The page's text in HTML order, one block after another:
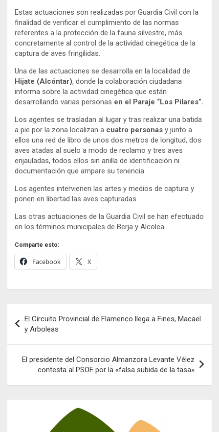
Estas actuaciones son realizadas por Guardia Civil con la
finalidad de verificar el cumplimiento de las normas
referentes a la protección de la fauna silvestre, más
concretamente al control de la actividad cinegética de la
captura de aves fringílidas.
Una de las actuaciones se desarrolla en la localidad de
Hijate (Alcóntar), donde la colaboración ciudadana
informa sobre la actividad cinegética que están
desarrollando varias personas en el Paraje “Los Pilares”.
Los agentes se trasladan al lugar y tras realizar una batida
a pie por la zona localizan a cuatro personas y junto a
ellos una red de libro de unos dos metros de longitud, dos
aves atadas al suelo a modo de reclamo y tres aves
enjauladas, todos ellos sin anilla de identificación ni
documentación que ampare su tenencia.
Los agentes intervienen las artes y medios de captura y
ponen en libertad las aves capturadas.
Las otras actuaciones de la Guardia Civil se han efectuado
en los términos municipales de Berja y Alcolea.
Comparte esto:
Facebook X
de
entradas
El Circuito Provincial de Flamenco llega a Fines, Macael
y Arboleas
El presidente del Consorcio Almanzora Levante Vélez
contesta al PSOE por la «falsa subida de la tasa»